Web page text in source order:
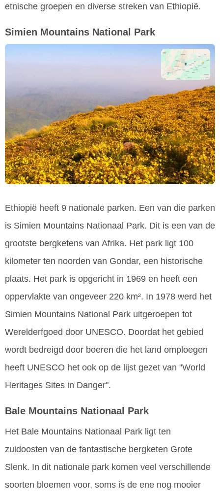
etnische groepen en diverse streken van Ethiopië.
Simien Mountains National Park
Ethiopië heeft 9 nationale parken. Een van die parken
is Simien Mountains Nationaal Park. Dit is een van de
grootste bergketens van Afrika. Het park ligt 100
kilometer ten noorden van Gondar, een historische
plaats. Het park is opgericht in 1969 en heeft een
oppervlakte van ongeveer 220 km². In 1978 werd het
Simien Mountains National Park uitgeroepen tot
Werelderfgoed door UNESCO. Doordat het gebied
wordt bedreigd door boeren die het land omploegen
heeft UNESCO het ook op de lijst gezet van "World
Heritages Sites in Danger".
Bale Mountains Nationaal Park
Het Bale Mountains Nationaal Park ligt ten
zuidoosten van de fantastische bergketen Grote
Slenk. In dit nationale park komen veel verschillende
soorten bloemen voor, soms is de ene nog mooier